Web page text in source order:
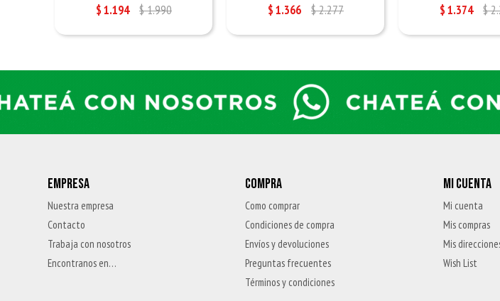
$1.194 $1.990 $1.366 $2.277 $1.374 $
EMPRESA
Nuestra empresa
Contacto
Trabaja con nosotros
Encontranos en…
COMPRA
Como comprar
Condiciones de compra
Envíos y devoluciones
Preguntas frecuentes
Términos y condiciones
MI CUENTA
Mi cuenta
Mis compras
Mis
Wish List